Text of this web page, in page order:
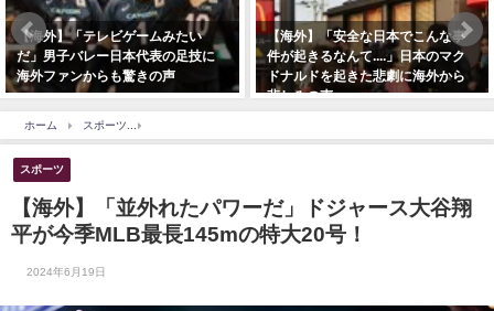
【海外】「テレビゲームみたい
だ」男子バレー日本代表の足技に
海外ファンからも驚きの声
【海外】「安全な日本でこんな事
件が起きるなんて....」日本のマク
ドナルドを起きた悲劇に海外から
悲しみの声
ホーム スポーツ
スポーツ
【海外】「並外れたパワーだ」ドジャース大谷翔
平が今季MLB最長145mの特大20号！
2024年6月19日